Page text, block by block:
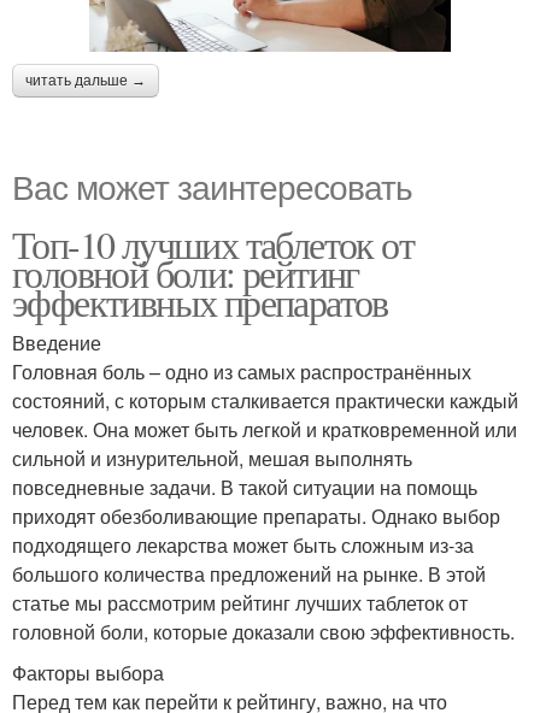
читать дальше →
Вас может заинтересовать
Топ-10 лучших таблеток от
головной боли: рейтинг
эффективных препаратов
Введение
Головная боль – одно из самых распространённых
состояний, с которым сталкивается практически каждый
человек. Она может быть легкой и кратковременной или
сильной и изнурительной, мешая выполнять
повседневные задачи. В такой ситуации на помощь
приходят обезболивающие препараты. Однако выбор
подходящего лекарства может быть сложным из-за
большого количества предложений на рынке. В этой
статье мы рассмотрим рейтинг лучших таблеток от
головной боли, которые доказали свою эффективность.
Факторы выбора
Перед тем как перейти к рейтингу, важно, на что